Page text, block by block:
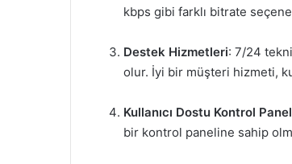
kbps gibi farklı bitrate
Destek Hizmetleri: 7/24
olur. İyi bir müşteri hizmeti,
Kullanıcı Dostu Kontrol
bir kontrol paneline sahip